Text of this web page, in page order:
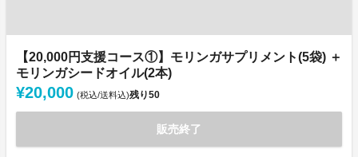
【20,000円支援コース①】モリンガサプリメント(5袋) ＋
モリンガシードオイル(2本)
¥20,000 (税込/送料込)残り50
販売終了